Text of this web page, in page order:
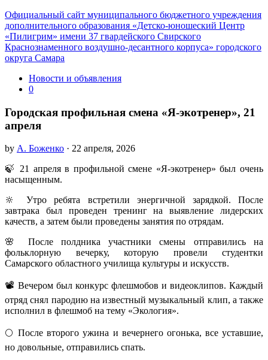
Официальный сайт муниципального бюджетного учреждения
дополнительного образования «Детско-юношеский Центр
«Пилигрим» имени 37 гвардейского Свирского
Краснознаменного воздушно-десантного корпуса» городского
округа Самара
Новости и объявления
0
Городская профильная смена «Я-экотренер», 21
апреля
by А. Боженко · 22 апреля, 2026
🍃 21 апреля в профильной смене «Я-экотренер» был очень
насыщенным.
🔆 Утро ребята встретили энергичной зарядкой. После
завтрака был проведен тренинг на выявление лидерских
качеств, а затем были проведены занятия по отрядам.
🌸 После полдника участники смены отправились на
фольклорную вечерку, которую провели студентки
Самарского областного училища культуры и искусств.
📽️ Вечером был конкурс флешмобов и видеоклипов. Каждый
отряд снял пародию на известный музыкальный клип, а также
исполнил в флешмоб на тему «Экология».
🌕 После второго ужина и вечернего огонька, все уставшие,
но довольные, отправились спать.